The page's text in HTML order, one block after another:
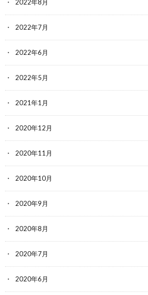
2022年8月
2022年7月
2022年6月
2022年5月
2021年1月
2020年12月
2020年11月
2020年10月
2020年9月
2020年8月
2020年7月
2020年6月